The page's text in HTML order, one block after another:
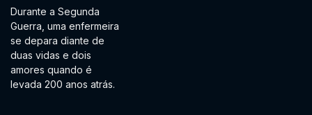
Durante a Segunda
Guerra, uma enfermeira
se depara diante de
duas vidas e dois
amores quando é
levada 200 anos atrás.